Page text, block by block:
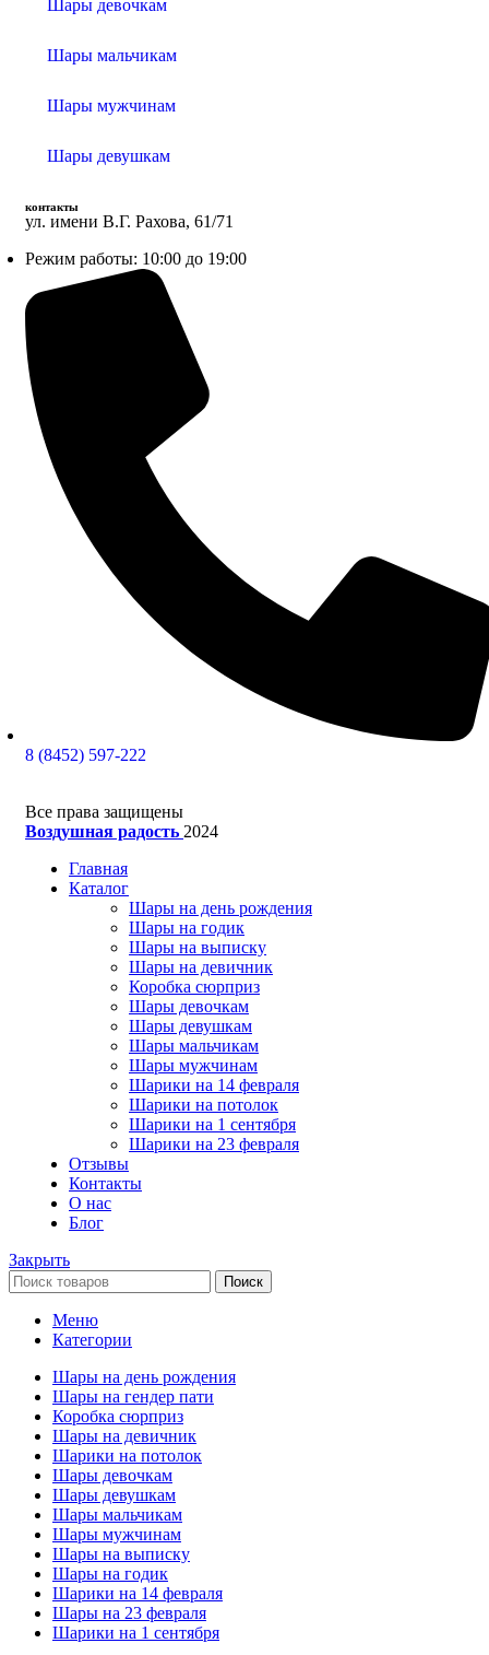
Шары девочкам
Шары мальчикам
Шары мужчинам
Шары девушкам
контакты
ул. имени В.Г. Рахова, 61/71
Режим работы: 10:00 до 19:00
8 (8452) 597-222
Все права защищены
Воздушная радость 2024
Главная
Каталог
Шары на день рождения
Шары на годик
Шары на выписку
Шары на девичник
Коробка сюрприз
Шары девочкам
Шары девушкам
Шары мальчикам
Шары мужчинам
Шарики на 14 февраля
Шарики на потолок
Шарики на 1 сентября
Шарики на 23 февраля
Отзывы
Контакты
О нас
Блог
Закрыть
Поиск
Меню
Категории
Шары на день рождения
Шары на гендер пати
Коробка сюрприз
Шары на девичник
Шарики на потолок
Шары девочкам
Шары девушкам
Шары мальчикам
Шары мужчинам
Шары на выписку
Шары на годик
Шарики на 14 февраля
Шары на 23 февраля
Шарики на 1 сентября